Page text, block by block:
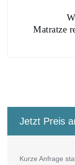
Matratze
Jetzt Preis
Kurze Anfrage